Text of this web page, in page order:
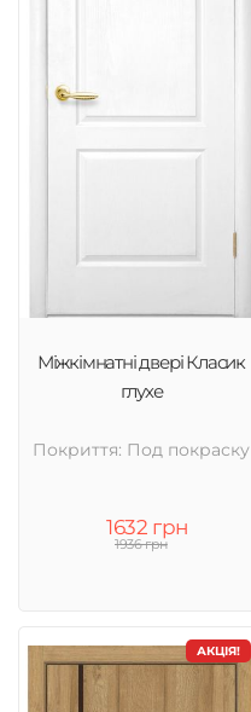
Міжкімнатні двері Класик
глухе
Покриття: Под покраску
1632 грн
1936 грн
АКЦІЯ!